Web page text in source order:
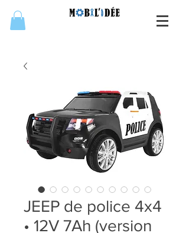
JEEP de police 4x4
• 12V 7Ah (version